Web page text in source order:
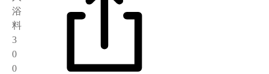
浴
料
3
0
0